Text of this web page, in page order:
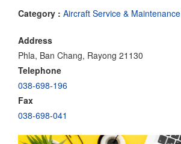
Category : Aircraft Service & Maintenance
Address
Phla, Ban Chang, Rayong 21130
Telephone
038-698-196
Fax
038-698-041